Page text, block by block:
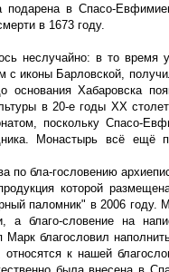
в Спасо-
в 1673 году.
неслучайно: в то
иконы Барловской,
Хабаровска
в 20-е годы ХХ
поскольку Спасо-
Монастырь всё ещё
бла-гословению
которой
паломник" в 2006 году.
а благо-словение на
Марк благословил
к нашей